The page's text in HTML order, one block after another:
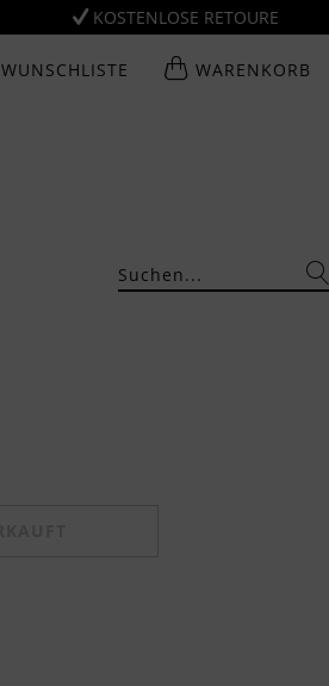
KOSTENLOSE RETOURE
WUNSCHLISTE WARENKORB